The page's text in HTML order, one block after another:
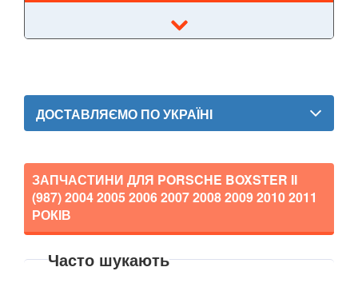
Boxster II (987)
Boxster IV 718 (982)
Cayenne I 9PA (955)
Cayenne II 92A (958)
Cayenne III (PO536)
Cayman I (987)
Cayman II (981)
Прикріпити файл
ДОСТАВЛЯЄМО ПО УКРАЇНІ
ЗАПЧАСТИНИ ДЛЯ PORSCHE BOXSTER II
(987)2004 2005 2006 2007 2008 2009 2010 2011
РОКІВ
Часто шукають